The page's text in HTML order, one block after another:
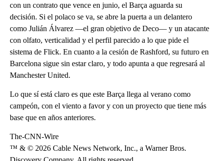
con un contrato que vence en junio, el Barça aguarda su
decisión. Si el polaco se va, se abre la puerta a un delantero
como Julián Álvarez —el gran objetivo de Deco— y un atacante
con olfato, verticalidad y el perfil parecido a lo que pide el
sistema de Flick. En cuanto a la cesión de Rashford, su futuro en
Barcelona sigue sin estar claro, y todo apunta a que regresará al
Manchester United.
Lo que sí está claro es que este Barça llega al verano como
campeón, con el viento a favor y con un proyecto que tiene más
base que en años anteriores.
The-CNN-Wire
™ & © 2026 Cable News Network, Inc., a Warner Bros.